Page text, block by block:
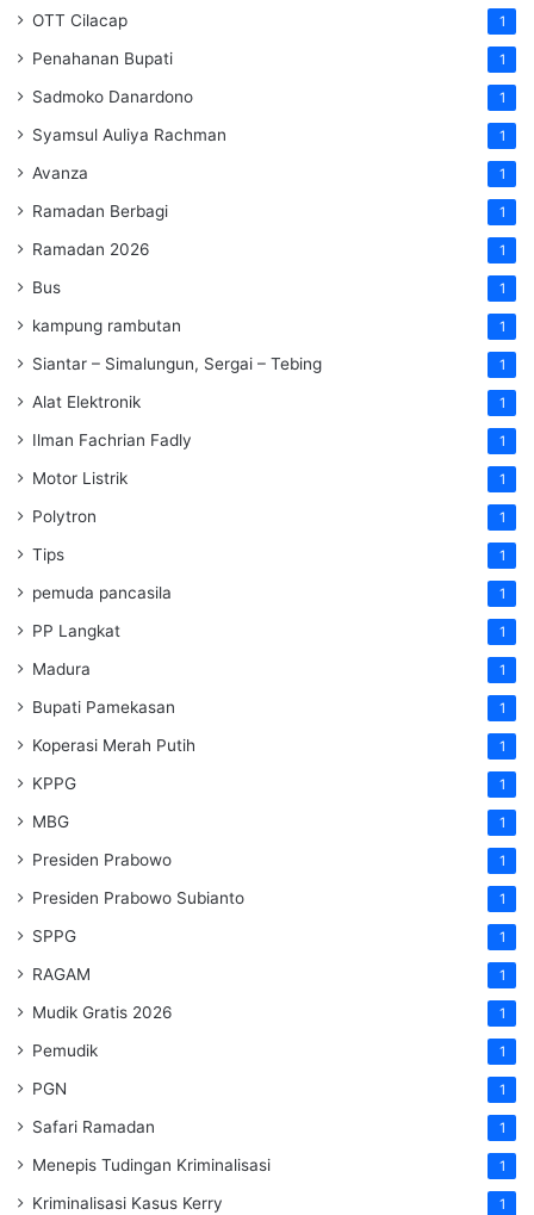
OTT Cilacap 1
Penahanan Bupati 1
Sadmoko Danardono 1
Syamsul Auliya Rachman 1
Avanza 1
Ramadan Berbagi 1
Ramadan 2026 1
Bus 1
kampung rambutan 1
Siantar – Simalungun, Sergai – Tebing 1
Alat Elektronik 1
Ilman Fachrian Fadly 1
Motor Listrik 1
Polytron 1
Tips 1
pemuda pancasila 1
PP Langkat 1
Madura 1
Bupati Pamekasan 1
Koperasi Merah Putih 1
KPPG 1
MBG 1
Presiden Prabowo 1
Presiden Prabowo Subianto 1
SPPG 1
RAGAM 1
Mudik Gratis 2026 1
Pemudik 1
PGN 1
Safari Ramadan 1
Menepis Tudingan Kriminalisasi 1
Kriminalisasi Kasus Kerry 1